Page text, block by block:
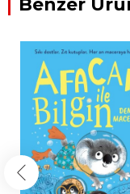
Benzer